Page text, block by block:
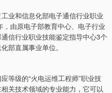
业和信息化部电子通信行业职业
由原电子部教育中心、电子行业
信行业职业技能鉴定指导中心3个
部直属事业单位。
等级的“火电运维工程师”职业技
关技术领域的专业能力，它可以